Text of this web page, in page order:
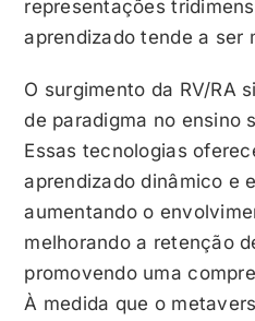
representações
aprendizado tende a ser
O surgimento da RV/RA
de paradigma no ensino
Essas tecnologias
aprendizado dinâmico e
aumentando o
melhorando a retenção
promovendo uma
À medida que o